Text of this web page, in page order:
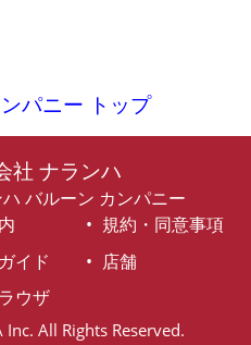
パニー トップ
社 ナランハ
バルーン カンパニー
規約・同意事項
イド
店舗
ウザ
All Rights Reserved.